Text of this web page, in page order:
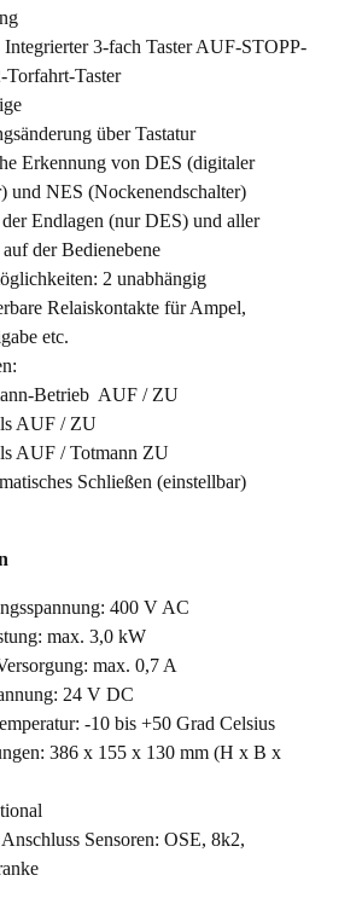
3-fach Taster AUF-STOPP-
Taster
über Tastatur
Erkennung von DES (digitaler
und NES (Nockenendschalter)
Endlagen (nur DES) und aller
der Bedienebene
2 unabhängig
Relaiskontakte für Ampel,
etc.
Betrieb AUF / ZU
AUF / ZU
AUF / Totmann ZU
Schließen (einstellbar)
400 V AC
max. 3,0 kW
max. 0,7 A
24 V DC
-10 bis +50 Grad Celsius
386 x 155 x 130 mm (H x B x
Sensoren: OSE, 8k2,